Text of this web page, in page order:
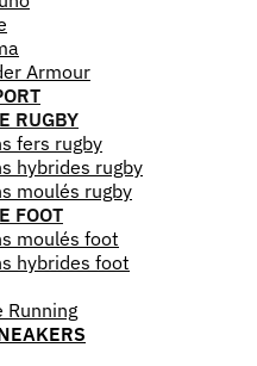
Armour
RUGBY
fers rugby
hybrides rugby
moulés rugby
FOOT
moulés foot
hybrides foot
Running